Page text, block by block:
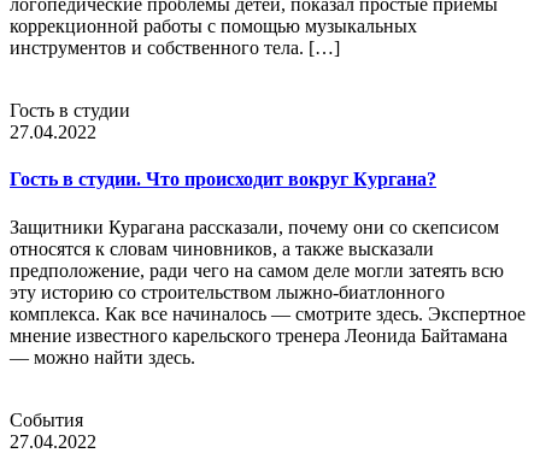
логопедические проблемы детей, показал простые приемы
коррекционной работы с помощью музыкальных
инструментов и собственного тела. […]
Гость в студии
27.04.2022
Гость в студии. Что происходит вокруг Кургана?
Защитники Курагана рассказали, почему они со скепсисом
относятся к словам чиновников, а также высказали
предположение, ради чего на самом деле могли затеять всю
эту историю со строительством лыжно-биатлонного
комплекса. Как все начиналось — смотрите здесь. Экспертное
мнение известного карельского тренера Леонида Байтамана
— можно найти здесь.
События
27.04.2022